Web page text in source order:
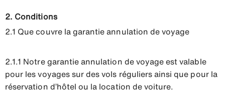
2. Conditions
2.1 Que couvre la garantie annulation de voyage
2.1.1 Notre garantie annulation de voyage est valable
pour les voyages sur des vols réguliers ainsi que pour la
réservation d’hôtel ou la location de voiture.